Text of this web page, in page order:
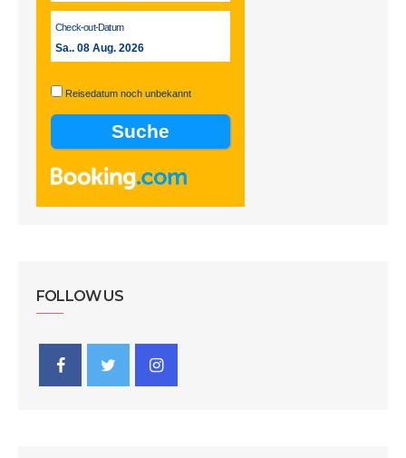
Check-out-Datum
Sa.. 08 Aug. 2026
Reisedatum noch unbekannt
FOLLOW US